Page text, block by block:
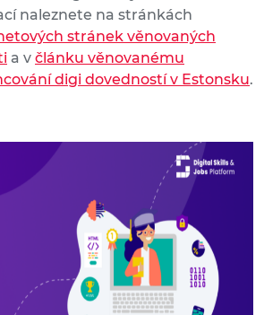
naleznete na stránkách
stránek věnovaných
a v článku věnovanému
digi dovedností v Estonsku.